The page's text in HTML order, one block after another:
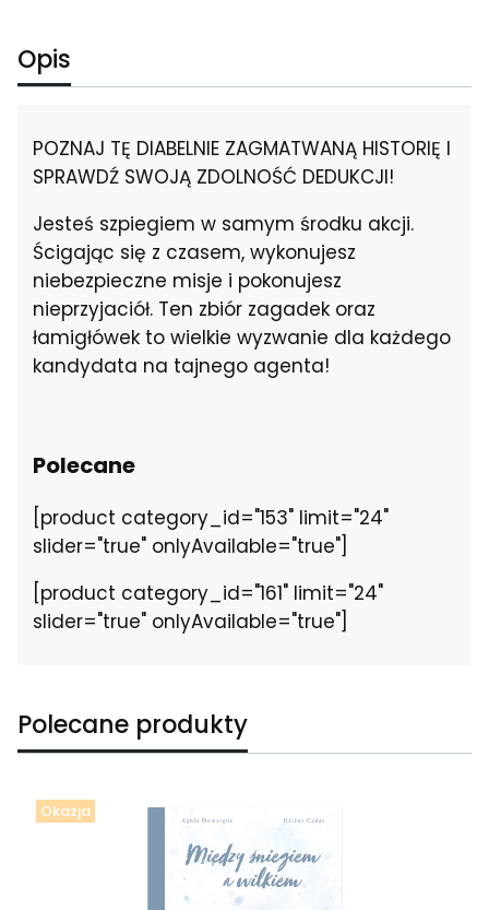
Opis
POZNAJ TĘ DIABELNIE ZAGMATWANĄ HISTORIĘ I
SPRAWDŹ SWOJĄ ZDOLNOŚĆ DEDUKCJI!
Jesteś szpiegiem w samym środku akcji.
Ścigając się z czasem, wykonujesz
niebezpieczne misje i pokonujesz
nieprzyjaciół. Ten zbiór zagadek oraz
łamigłówek to wielkie wyzwanie dla każdego
kandydata na tajnego agenta!
Polecane
[product category_id="153" limit="24"
slider="true" onlyAvailable="true"]
[product category_id="161" limit="24"
slider="true" onlyAvailable="true"]
Polecane produkty
Okazja